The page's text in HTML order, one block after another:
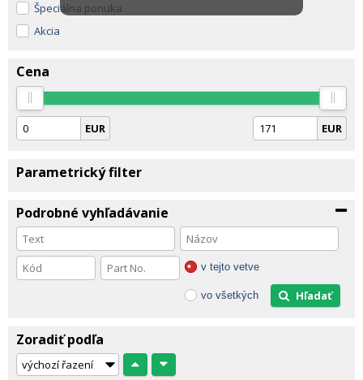
Špeciálna ponuka
Akcia
Cena
EUR EUR
Parametrický filter
Podrobné vyhľadávanie
v tejto vetve
vo všetkých Hľadať
Zoradiť podľa